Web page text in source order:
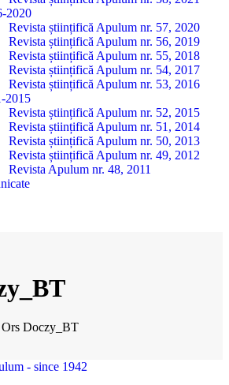
2020
Revista științifică Apulum nr. 57, 2020
Revista științifică Apulum nr. 56, 2019
Revista științifică Apulum nr. 55, 2018
Revista științifică Apulum nr. 54, 2017
Revista științifică Apulum nr. 53, 2016
2015
Revista științifică Apulum nr. 52, 2015
Revista științifică Apulum nr. 51, 2014
Revista științifică Apulum nr. 50, 2013
Revista științifică Apulum nr. 49, 2012
Revista Apulum nr. 48, 2011
Ors Doczy_BT